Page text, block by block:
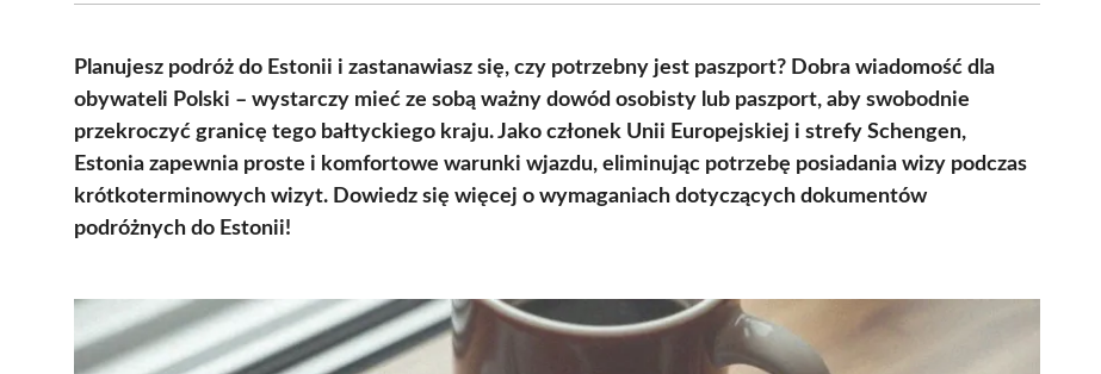
(Twitter)
Planujesz podróż do Estonii i zastanawiasz się, czy potrzebny jest paszport? Dobra wiadomość dla
obywateli Polski – wystarczy mieć ze sobą ważny dowód osobisty lub paszport, aby swobodnie
przekroczyć granicę tego bałtyckiego kraju. Jako członek Unii Europejskiej i strefy Schengen,
Estonia zapewnia proste i komfortowe warunki wjazdu, eliminując potrzebę posiadania wizy podczas
krótkoterminowych wizyt. Dowiedz się więcej o wymaganiach dotyczących dokumentów
podróżnych do Estonii!